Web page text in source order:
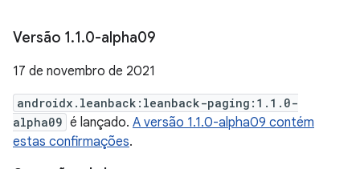
Versão 1.1.0-alpha09
17 de novembro de 2021
androidx.leanback:leanback-paging:1.1.0-
alpha09 é lançado. A versão 1.1.0-alpha09 contém
estas confirmações.